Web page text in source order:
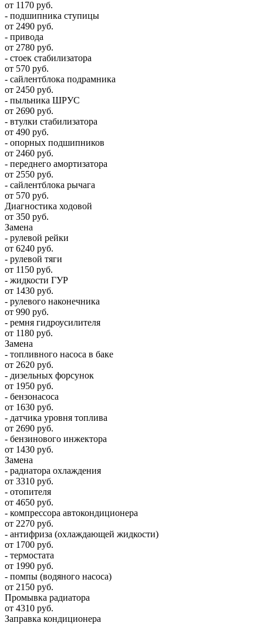
от 1170 руб.
- подшипника ступицы
от 2490 руб.
- привода
от 2780 руб.
- стоек стабилизатора
от 570 руб.
- сайлентблока подрамника
от 2450 руб.
- пыльника ШРУС
от 2690 руб.
- втулки стабилизатора
от 490 руб.
- опорных подшипников
от 2460 руб.
- переднего амортизатора
от 2550 руб.
- сайлентблока рычага
от 570 руб.
Диагностика ходовой
от 350 руб.
Замена
- рулевой рейки
от 6240 руб.
- рулевой тяги
от 1150 руб.
- жидкости ГУР
от 1430 руб.
- рулевого наконечника
от 990 руб.
- ремня гидроусилителя
от 1180 руб.
Замена
- топливного насоса в баке
от 2620 руб.
- дизельных форсунок
от 1950 руб.
- бензонасоса
от 1630 руб.
- датчика уровня топлива
от 2690 руб.
- бензинового инжектора
от 1430 руб.
Замена
- радиатора охлаждения
от 3310 руб.
- отопителя
от 4650 руб.
- компрессора автокондиционера
от 2270 руб.
- антифриза (охлаждающей жидкости)
от 1700 руб.
- термостата
от 1990 руб.
- помпы (водяного насоса)
от 2150 руб.
Промывка радиатора
от 4310 руб.
Заправка кондиционера